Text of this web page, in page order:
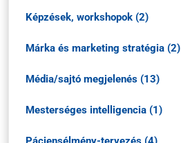
Képzések, workshopok (2)
Márka és marketing stratégia (2)
Média/sajtó megjelenés (13)
Mesterséges intelligencia (1)